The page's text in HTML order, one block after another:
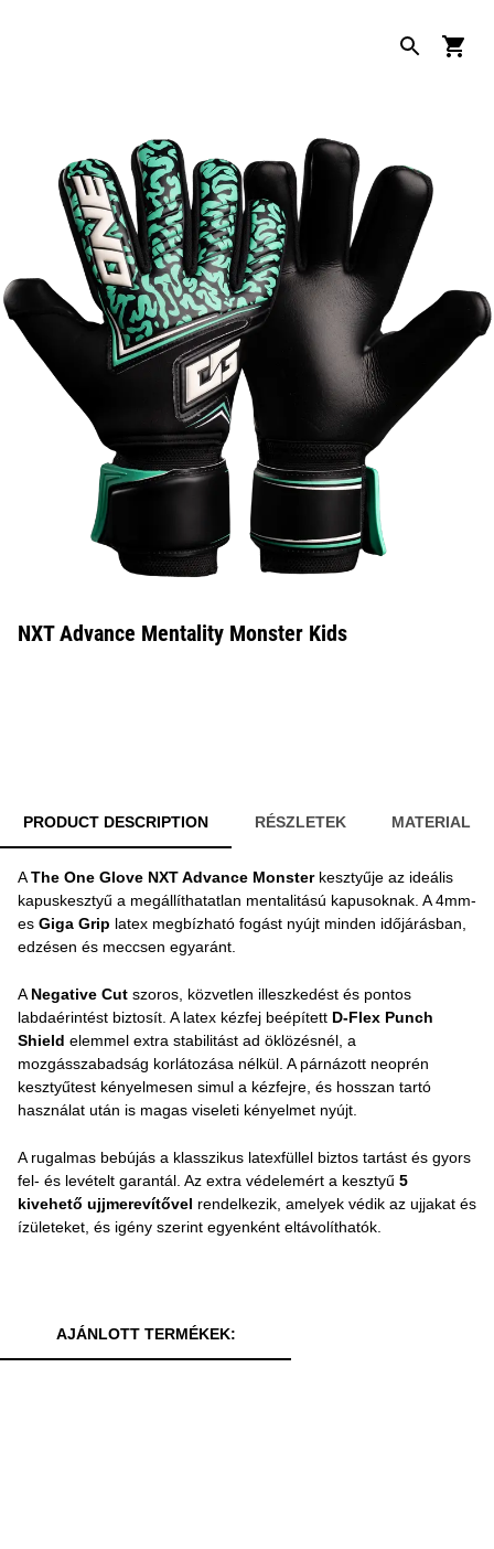
NXT Advance Mentality Monster Kids
PRODUCT DESCRIPTION RÉSZLETEK MATERIAL
AThe One Glove NXT Advance Monsterkesztyűje az ideális
kapuskesztyű a megállíthatatlan mentalitású kapusoknak. A 4mm-
es Giga Grip latex megbízható fogást nyújt minden időjárásban,
edzésen és meccsen egyaránt.
A Negative Cut szoros, közvetlen illeszkedést és pontos
labdaérintést biztosít. A latex kézfej beépített D-Flex Punch
Shield elemmel extra stabilitást ad öklözésnél, a
mozgásszabadság korlátozása nélkül. A párnázott neoprén
kesztyűtest kényelmesen simul a kézfejre, és hosszan tartó
használat után is magas viseleti kényelmet nyújt.
A rugalmas bebújás a klasszikus latexfüllel biztos tartást és gyors
fel- és levételt garantál. Az extra védelemért a kesztyű 5
kivehető ujjmerevítővel rendelkezik, amelyek védik az ujjakat és
ízületeket, és igény szerint egyenként eltávolíthatók.
AJÁNLOTT TERMÉKEK: